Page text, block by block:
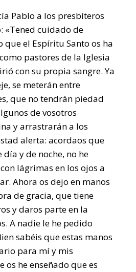
Pablo a los presbíteros
«Tened cuidado de
que el Espíritu Santo os ha
pastores de la Iglesia
con su propia sangre. Ya
se meterán entre
que no tendrán piedad
de vosotros
y arrastrarán a los
alerta: acordaos que
y de noche, no he
lágrimas en los ojos a
Ahora os dejo en manos
de gracia, que tiene
y daros parte en la
A nadie le he pedido
sabéis que estas manos
para mí y mis
os he enseñado que es